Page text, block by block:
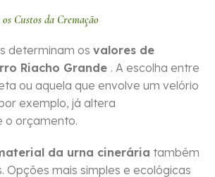
Custos da Cremação
determinam os valores de
Riacho Grande . A escolha entre
ou aquela que envolve um velório
exemplo, já altera
o orçamento.
da urna cinerária também
Opções mais simples e ecológicas